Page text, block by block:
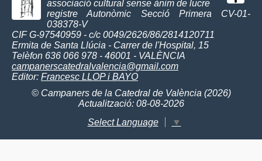
associació cultural sense ànim de lucre
registre Autonòmic Secció Primera CV-01-
038378-V
CIF G-97540959 - c/c 0049/2626/86/2814120711
Ermita de Santa Llúcia - Carrer de l'Hospital, 15
Telèfon 636 066 978 - 46001 - VALÈNCIA
campanerscatedralvalencia@gmail.com
Editor: Francesc LLOP i BAYO
© Campaners de la Catedral de València (2026)
Actualització: 08-08-2026
Select Language
▼